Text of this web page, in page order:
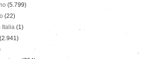
(5.799)
(22)
Italia (1)
(2.941)